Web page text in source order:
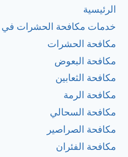
الرئيسية
خدمات مكافحة الحشرات في
مكافحة الحشرات
مكافحة البعوض
مكافحة الثعابين
مكافحة الرمة
مكافحة السحالي
مكافحة الصراصير
مكافحة الفئران